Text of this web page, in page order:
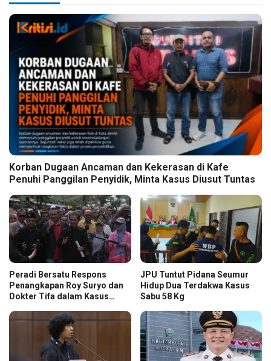
Korban Dugaan Ancaman dan Kekerasan di Kafe
Penuhi Panggilan Penyidik, Minta Kasus Diusut Tuntas
Peradi Bersatu Respons
Penangkapan Roy Suryo dan
Dokter Tifa dalam Kasus
JPU Tuntut Pidana Seumur
Hidup Dua Terdakwa Kasus
Sabu 58 Kg